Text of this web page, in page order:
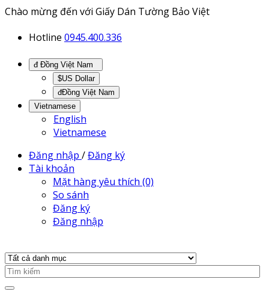
Chào mừng đến với Giấy Dán Tường Bảo Việt
Hotline 0945.400.336
$US Dollar
đĐồng Việt Nam
Vietnamese
English
Vietnamese
Đăng nhập /Đăng ký
Tài khoản
Mặt hàng yêu thích (0)
So sánh
Đăng ký
Đăng nhập